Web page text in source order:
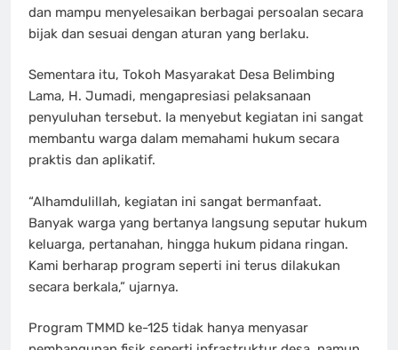
dan mampu menyelesaikan berbagai persoalan secara
bijak dan sesuai dengan aturan yang berlaku.
Sementara itu, Tokoh Masyarakat Desa Belimbing
Lama, H. Jumadi, mengapresiasi pelaksanaan
penyuluhan tersebut. Ia menyebut kegiatan ini sangat
membantu warga dalam memahami hukum secara
praktis dan aplikatif.
“Alhamdulillah, kegiatan ini sangat bermanfaat.
Banyak warga yang bertanya langsung seputar hukum
keluarga, pertanahan, hingga hukum pidana ringan.
Kami berharap program seperti ini terus dilakukan
secara berkala,” ujarnya.
Program TMMD ke-125 tidak hanya menyasar